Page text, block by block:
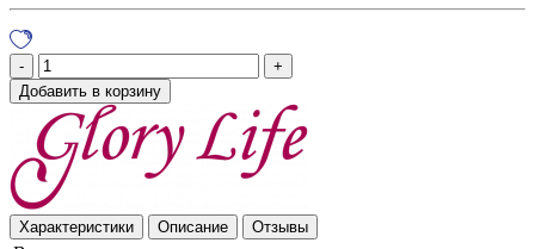
Добавить в корзину
Характеристики Описание Отзывы